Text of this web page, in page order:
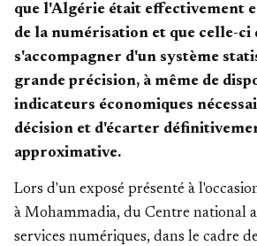
que l'Algérie était effectivement
de la numérisation et que celle-ci
s'accompagner d'un système
grande précision, à même de
indicateurs économiques
décision et d'écarter
approximative.
Lors d'un exposé présenté à
à Mohammadia, du Centre national
services numériques, dans le cadre